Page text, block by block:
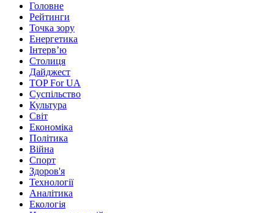
Головне
Рейтинги
Точка зору
Енергетика
Інтерв’ю
Столиця
Дайджест
TOP For UA
Суспiльство
Культура
Світ
Економіка
Політика
Війна
Спорт
Здоров'я
Технології
Аналітика
Екологія